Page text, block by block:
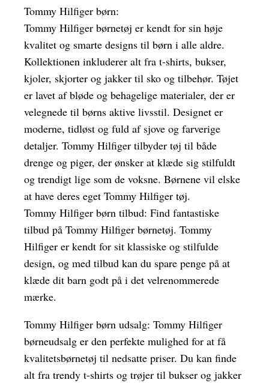
Tommy Hilfiger børn:
Tommy Hilfiger børnetøj er kendt for sin høje
kvalitet og smarte designs til børn i alle aldre.
Kollektionen inkluderer alt fra t-shirts, bukser,
kjoler, skjorter og jakker til sko og tilbehør. Tøjet
er lavet af bløde og behagelige materialer, der er
velegnede til børns aktive livsstil. Designet er
moderne, tidløst og fuld af sjove og farverige
detaljer. Tommy Hilfiger tilbyder tøj til både
drenge og piger, der ønsker at klæde sig stilfuldt
og trendigt lige som de voksne. Børnene vil elske
at have deres eget Tommy Hilfiger tøj.
Tommy Hilfiger børn tilbud: Find fantastiske
tilbud på Tommy Hilfiger børnetøj. Tommy
Hilfiger er kendt for sit klassiske og stilfulde
design, og med tilbud kan du spare penge på at
klæde dit barn godt på i det velrenommerede
mærke.
Tommy Hilfiger børn udsalg: Tommy Hilfiger
børneudsalg er den perfekte mulighed for at få
kvalitetsbørnetøj til nedsatte priser. Du kan finde
alt fra trendy t-shirts og trøjer til bukser og jakker